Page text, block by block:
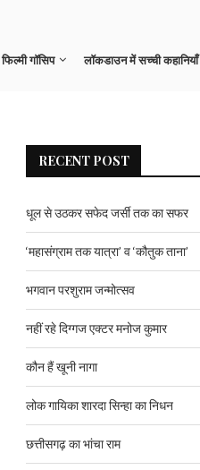
फिल्मी गॉसिप लॉकडाउन में सच्ची कहानियाँ
RECENT POST
धूल से उठकर सफेद जर्सी तक का सफर
‘महासंग्राम तक यात्रा’ व ‘कौतुक ताना’
भगवान परशुराम जन्मोत्सव
नहीं रहे दिग्गज एक्टर मनोज कुमार
कौन हैं खूनी नागा
लोक गायिका शारदा सिन्हा का निधन
छत्तीसगढ़ का भांचा राम